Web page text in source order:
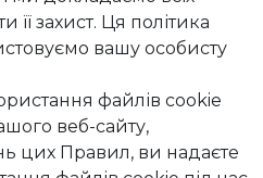
її захист. Ця політика
вашу особисту
файлів cookie
веб-сайту,
цих Правил, ви надаєте